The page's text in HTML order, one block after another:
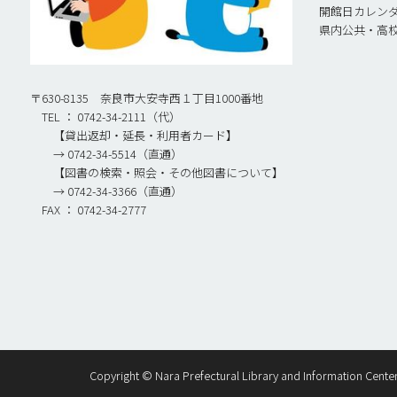
開館日カレン
県内公共・高
〒630-8135 奈良市大安寺西１丁目1000番地
TEL ： 0742-34-2111（代）
【貸出返却・延長・利用者カード】
→ 0742-34-5514（直通）
【図書の検索・照会・その他図書について】
→ 0742-34-3366（直通）
FAX ： 0742-34-2777
Copyright © Nara Prefectural Library and Information